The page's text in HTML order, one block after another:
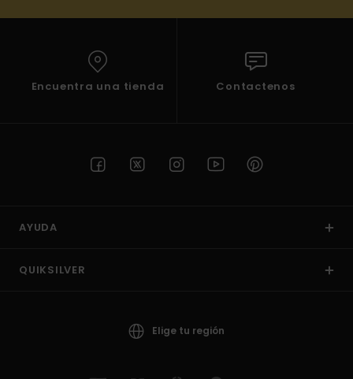
Encuentra una tienda Contactenos
AYUDA
QUIKSILVER
Elige tu región